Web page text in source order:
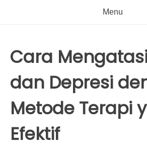
Menu
Cara
dan Depresi
Metode Terapi
Efektif